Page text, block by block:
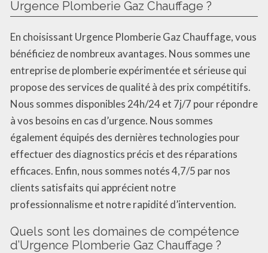
Urgence Plomberie Gaz Chauffage ?
En choisissant Urgence Plomberie Gaz Chauffage, vous
bénéficiez de nombreux avantages. Nous sommes une
entreprise de plomberie expérimentée et sérieuse qui
propose des services de qualité à des prix compétitifs.
Nous sommes disponibles 24h/24 et 7j/7 pour répondre
à vos besoins en cas d’urgence. Nous sommes
également équipés des dernières technologies pour
effectuer des diagnostics précis et des réparations
efficaces. Enfin, nous sommes notés 4,7/5 par nos
clients satisfaits qui apprécient notre
professionnalisme et notre rapidité d’intervention.
Quels sont les domaines de compétence
d’Urgence Plomberie Gaz Chauffage ?